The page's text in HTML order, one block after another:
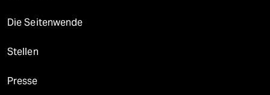
Die Seitenwende
Stellen
Presse